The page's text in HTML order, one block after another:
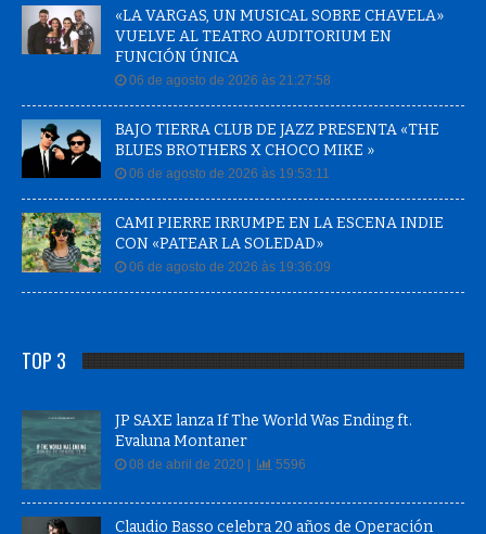
«LA VARGAS, UN MUSICAL SOBRE CHAVELA»
VUELVE AL TEATRO AUDITORIUM EN
FUNCIÓN ÚNICA
06 de agosto de 2026 às 21:27:58
BAJO TIERRA CLUB DE JAZZ PRESENTA «THE
BLUES BROTHERS X CHOCO MIKE »
06 de agosto de 2026 às 19:53:11
CAMI PIERRE IRRUMPE EN LA ESCENA INDIE
CON «PATEAR LA SOLEDAD»
06 de agosto de 2026 às 19:36:09
TOP 3
JP SAXE lanza If The World Was Ending ft.
Evaluna Montaner
08 de abril de 2020 | 5596
Claudio Basso celebra 20 años de Operación